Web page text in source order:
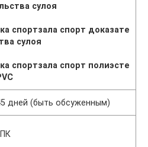
сулоя
спортзала спорт доказате
сулоя
спортзала спорт полиэсте
дней (быть обсуженным)